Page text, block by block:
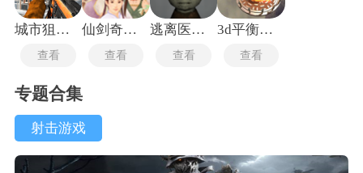
城市狙击行动
查看
仙剑奇侠传1重制版
查看
逃离医院联机版
查看
3d平衡球手机版
查看
专题合集
射击游戏